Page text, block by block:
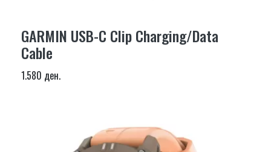
GARMIN USB-C Clip Charging/Data
Cable
1.580 ден.